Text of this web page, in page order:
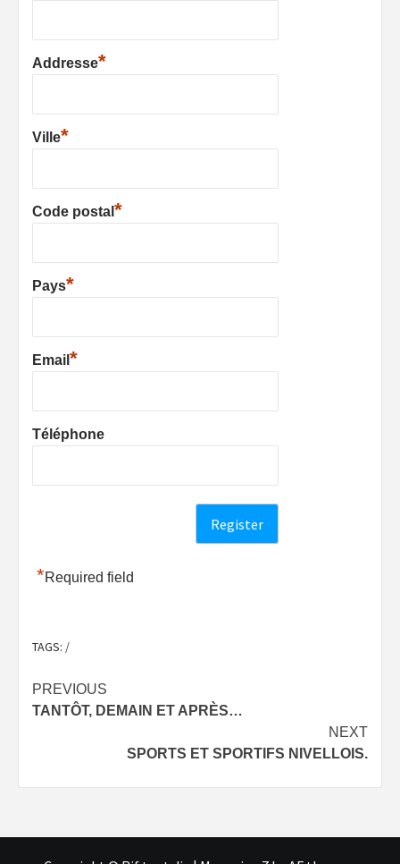
Addresse*
Ville*
Code postal *
Pays*
Email *
Téléphone
*Required field
TAGS: /
Post
navigation
PREVIOUS
TANTÔT, DEMAIN ET APRÈS…
NEXT
SPORTS ET SPORTIFS NIVELLOIS.